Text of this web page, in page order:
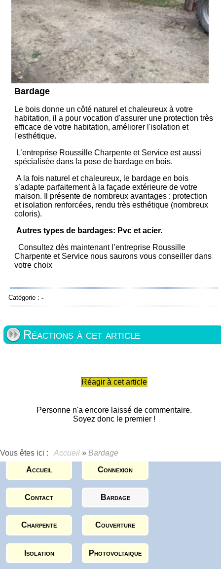
Bardage
Le bois donne un côté naturel et chaleureux à votre
habitation, il a pour vocation d'assurer une protection très
efficace de votre habitation, améliorer l'isolation et
l'esthétique.
L’entreprise Roussille Charpente et Service est aussi
spécialisée dans la pose de bardage en bois.
A la fois naturel et chaleureux, le bardage en bois
s’adapte parfaitement à la façade extérieure de votre
maison. Il présente de nombreux avantages : protection
et isolation renforcées, rendu très esthétique (nombreux
coloris).
Autres types de bardages: Pvc et acier.
Consultez dès maintenant l’entreprise Roussille
Charpente et Service nous saurons vous conseiller dans
votre choix
Catégorie : -
Réactions à cet article
Réagir à cet article
Personne n'a encore laissé de commentaire.
Soyez donc le premier !
Vous êtes ici : Accueil » Bardage
Accueil Connexion
Contact Bardage
Charpente Couverture
Isolation Photovoltaïque